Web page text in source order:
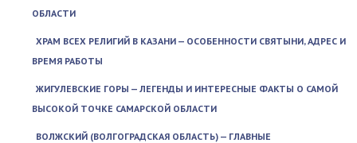
ОБЛАСТИ
ХРАМ ВСЕХ РЕЛИГИЙ В КАЗАНИ — ОСОБЕННОСТИ СВЯТЫНИ, АДРЕС И
ВРЕМЯ РАБОТЫ
ЖИГУЛЕВСКИЕ ГОРЫ — ЛЕГЕНДЫ И ИНТЕРЕСНЫЕ ФАКТЫ О САМОЙ
ВЫСОКОЙ ТОЧКЕ САМАРСКОЙ ОБЛАСТИ
ВОЛЖСКИЙ (ВОЛГОГРАДСКАЯ ОБЛАСТЬ) — ГЛАВНЫЕ